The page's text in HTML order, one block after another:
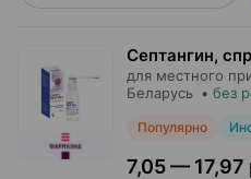
Септангин,
для местного
Беларусь • без
Популярно
7,05 — 17,97